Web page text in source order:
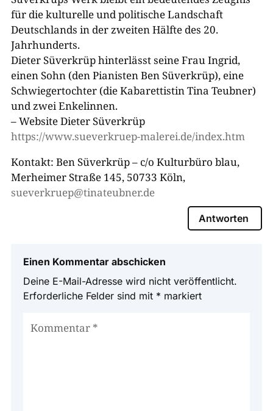
für die kulturelle und politische Landschaft
Deutschlands in der zweiten Hälfte des 20.
Jahrhunderts.
Dieter Süverkrüp hinterlässt seine Frau Ingrid,
einen Sohn (den Pianisten Ben Süverkrüp), eine
Schwiegertochter (die Kabarettistin Tina Teubner)
und zwei Enkelinnen.
– Website Dieter Süverkrüp
https://www.sueverkruep-malerei.de/index.htm
Kontakt: Ben Süverkrüp – c/o Kulturbüro blau,
Merheimer Straße 145, 50733 Köln,
sueverkruep@tinateubner.de
Antworten
Einen Kommentar abschicken
Deine E-Mail-Adresse wird nicht veröffentlicht.
Erforderliche Felder sind mit * markiert